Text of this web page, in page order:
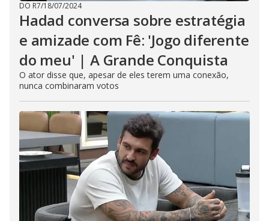
DO R7/18/07/2024
Hadad conversa sobre estratégia
e amizade com Fê: 'Jogo diferente
do meu' | A Grande Conquista
O ator disse que, apesar de eles terem uma conexão,
nunca combinaram votos